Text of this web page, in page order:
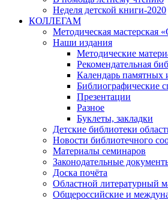
Неделя детской книги-2020
КОЛЛЕГАМ
Методическая мастерская
Наши издания
Методические
Рекомендательная
Календарь памятных
Библиографические
Презентации
Разное
Буклеты, закладки
Детские библиотеки
Новости библиотечного
Материалы семинаров
Законодательные
Доска почёта
Областной литературный
Общероссийские и